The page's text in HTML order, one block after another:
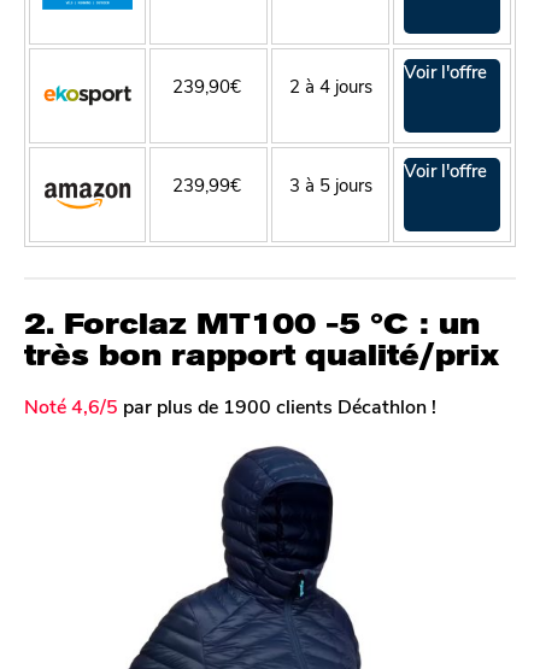
239,90€ 2 à 4 jours
Voir l'offre
239,99€ 3 à 5 jours
Voir l'offre
2. Forclaz MT100 -5 °C : un
très bon rapport qualité/prix
Noté 4,6/5 par plus de 1900 clients Décathlon !